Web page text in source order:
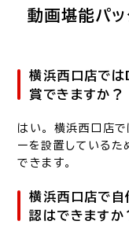
動画堪能パ
横浜西口店で
賞できますか？
はい。 横浜西口店
ーを設置しているた
できます。
横浜西口店で
認はできますか